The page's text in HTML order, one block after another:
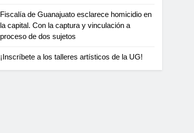
Fiscalía de Guanajuato esclarece homicidio en
la capital. Con la captura y vinculación a
proceso de dos sujetos
¡Inscríbete a los talleres artísticos de la UG!